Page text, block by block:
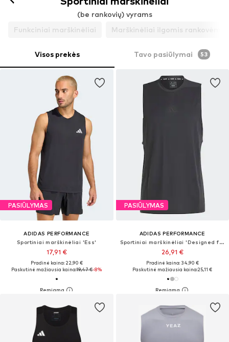
(be rankovių) vyrams
Funkciniai marškinėliai
Marškinėliai ilgomis rankovėmis
Visos prekės Tavo pasiūlymai 53
PASIŪLYMAS
ADIDAS PERFORMANCE
Sportiniai marškinėliai 'Ess'
17,91 €
Pradinė kaina: 22,90 €
Paskutinė mažiausia kaina:19,47 €-8%
PASIŪLYMAS
ADIDAS PERFORMANCE
Sportiniai marškinėliai 'Designed for Training'
26,91 €
Pradinė kaina: 34,90 €
Paskutinė mažiausia kaina:25,11 €